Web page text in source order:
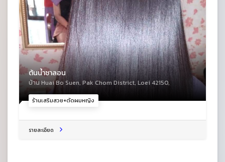
ร้านเสริมสวย+ตัดผมหญิง
ต้นน้ำซาลอน
บ้าน Huai Bo Suen, Pak Chom District, Loei 42150,
รายละเอียด